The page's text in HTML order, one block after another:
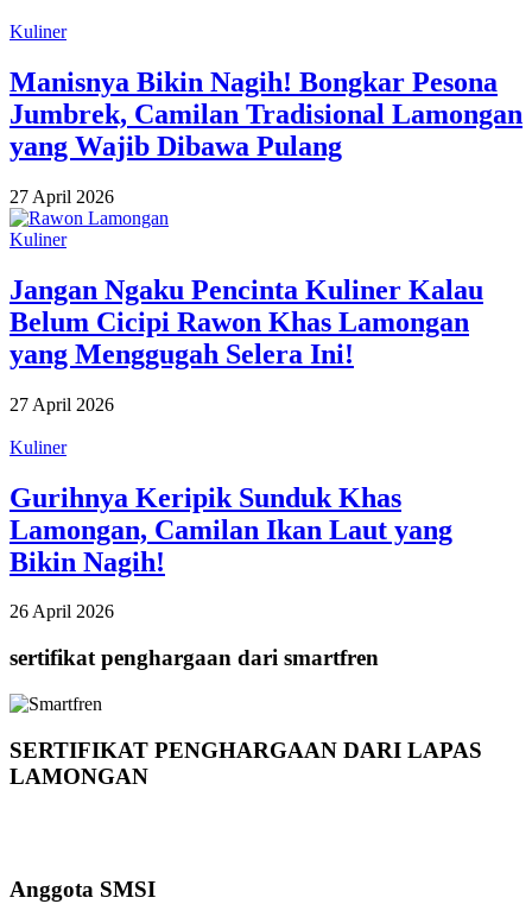
Kuliner
Manisnya Bikin Nagih! Bongkar Pesona
Jumbrek, Camilan Tradisional Lamongan
yang Wajib Dibawa Pulang
27 April 2026
Kuliner
Jangan Ngaku Pencinta Kuliner Kalau
Belum Cicipi Rawon Khas Lamongan
yang Menggugah Selera Ini!
27 April 2026
Kuliner
Gurihnya Keripik Sunduk Khas
Lamongan, Camilan Ikan Laut yang
Bikin Nagih!
26 April 2026
sertifikat penghargaan dari smartfren
SERTIFIKAT PENGHARGAAN DARI LAPAS
LAMONGAN
Anggota SMSI